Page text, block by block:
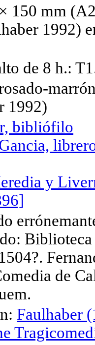
150 mm
1992)
de 8 h.:
1992)
bibliófilo
y
de
Faulhaber